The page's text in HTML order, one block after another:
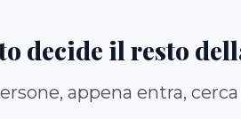
decide il resto
appena entra,